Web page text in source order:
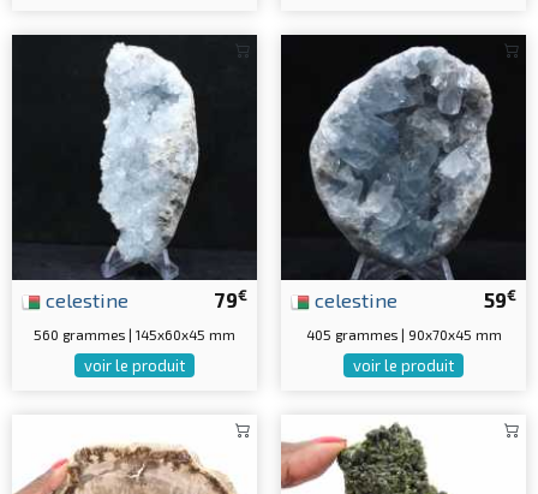
79€
celestine
560 grammes | 145x60x45 mm
voir le produit
59€
celestine
405 grammes | 90x70x45 mm
voir le produit